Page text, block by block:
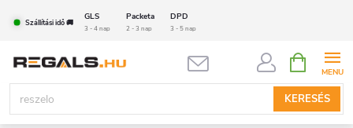
tartalomhoz
Szállítási idő 🚚
GLS Packeta DPD
3 - 4 nap 2 - 3 nap 3 - 5 nap
KERESÉS
KOSÁR